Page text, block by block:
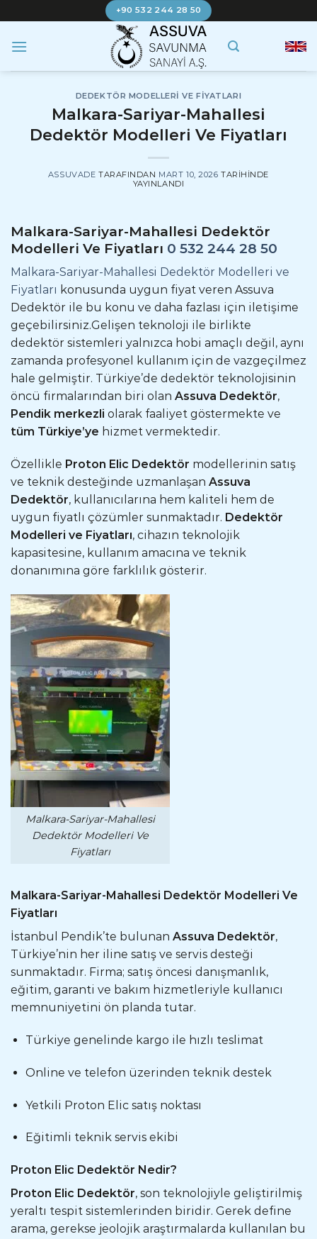
atla
+90 532 244 28 50
DEDEKTÖR MODELLERI VE FIYATLARI
Malkara-Sariyar-Mahallesi
Dedektör Modelleri Ve Fiyatları
ASSUVADE TARAFINDAN MART 10, 2026 TARIHINDE
YAYINLANDI
Malkara-Sariyar-Mahallesi Dedektör
Modelleri Ve Fiyatları 0 532 244 28 50
Malkara-Sariyar-Mahallesi Dedektör Modelleri ve
Fiyatları konusunda uygun fiyat veren Assuva
Dedektör ile bu konu ve daha fazlası için iletişime
geçebilirsiniz.Gelişen teknoloji ile birlikte
dedektör sistemleri yalnızca hobi amaçlı değil, aynı
zamanda profesyonel kullanım için de vazgeçilmez
hale gelmiştir. Türkiye’de dedektör teknolojisinin
öncü firmalarından biri olan Assuva Dedektör,
Pendik merkezli olarak faaliyet göstermekte ve
tüm Türkiye’ye hizmet vermektedir.
Özellikle Proton Elic Dedektör modellerinin satış
ve teknik desteğinde uzmanlaşan Assuva
Dedektör, kullanıcılarına hem kaliteli hem de
uygun fiyatlı çözümler sunmaktadır. Dedektör
Modelleri ve Fiyatları, cihazın teknolojik
kapasitesine, kullanım amacına ve teknik
donanımına göre farklılık gösterir.
Malkara-Sariyar-Mahallesi
Dedektör Modelleri Ve
Fiyatları
Malkara-Sariyar-Mahallesi Dedektör Modelleri Ve
Fiyatları
İstanbul Pendik’te bulunan Assuva Dedektör,
Türkiye’nin her iline satış ve servis desteği
sunmaktadır. Firma; satış öncesi danışmanlık,
eğitim, garanti ve bakım hizmetleriyle kullanıcı
memnuniyetini ön planda tutar.
Türkiye genelinde kargo ile hızlı teslimat
Online ve telefon üzerinden teknik destek
Yetkili Proton Elic satış noktası
Eğitimli teknik servis ekibi
Proton Elic Dedektör Nedir?
Proton Elic Dedektör, son teknolojiyle geliştirilmiş
yeraltı tespit sistemlerinden biridir. Gerek define
arama, gerekse jeolojik araştırmalarda kullanılan bu